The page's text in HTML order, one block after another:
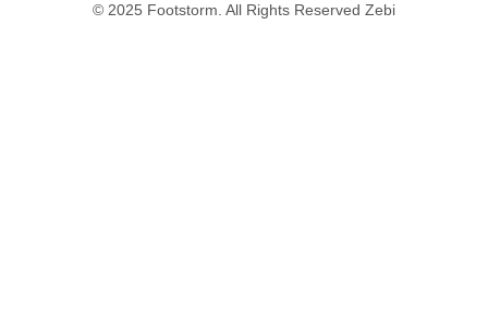
© 2025 Footstorm. All Rights Reserved Zebi